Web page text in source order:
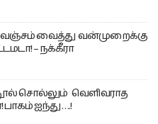
வஞ்சம் வைத்து வன்முறைக்கு
– நக்கீரா
சொல்லும் வெளிவராத
ஐந்து ….!